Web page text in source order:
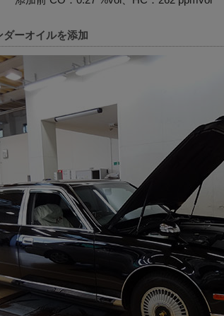
ーオイルを添加